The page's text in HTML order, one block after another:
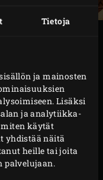
Tietoja
ja mainosten
Lisäksi
ja analytiikka-
käytät
yhdistää näitä
heille tai joita
palvelujaan.
ja sulata voi
kunnes se on
ajan. Lisää jauhot
kunnes kastike on
vähitellen ja
Sulje EGGin kansi